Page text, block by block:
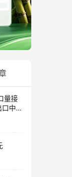
量接
中国